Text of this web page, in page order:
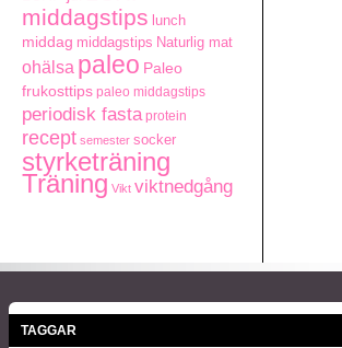
middagstips lunch
middag middagstips Naturlig mat
ohälsa paleo Paleo
frukosttips paleo middagstips
periodisk fasta protein
recept semester socker
styrketräning
Träning Vikt viktnedgång
TAGGAR